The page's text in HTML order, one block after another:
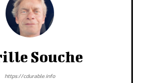
Souche
https://cdurable.info